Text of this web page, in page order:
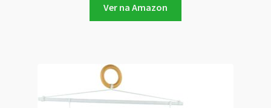
Ver na Amazon